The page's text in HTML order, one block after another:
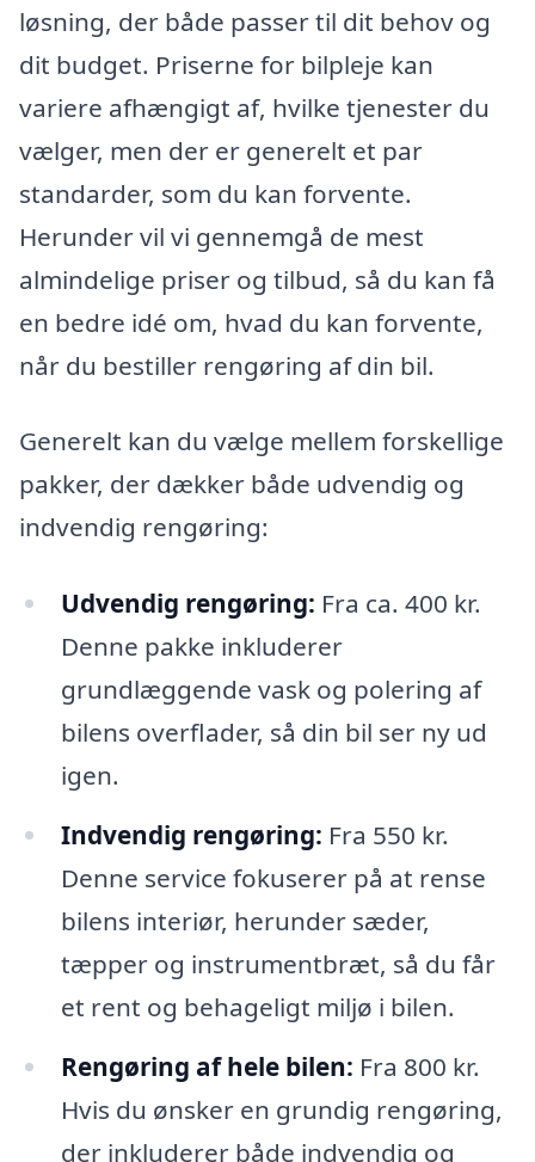
løsning, der både passer til dit behov og
dit budget. Priserne for bilpleje kan
variere afhængigt af, hvilke tjenester du
vælger, men der er generelt et par
standarder, som du kan forvente.
Herunder vil vi gennemgå de mest
almindelige priser og tilbud, så du kan få
en bedre idé om, hvad du kan forvente,
når du bestiller rengøring af din bil.
Generelt kan du vælge mellem forskellige
pakker, der dækker både udvendig og
indvendig rengøring:
Udvendig rengøring: Fra ca. 400 kr.
Denne pakke inkluderer
grundlæggende vask og polering af
bilens overflader, så din bil ser ny ud
igen.
Indvendig rengøring: Fra 550 kr.
Denne service fokuserer på at rense
bilens interiør, herunder sæder,
tæpper og instrumentbræt, så du får
et rent og behageligt miljø i bilen.
Rengøring af hele bilen: Fra 800 kr.
Hvis du ønsker en grundig rengøring,
der inkluderer både indvendig og